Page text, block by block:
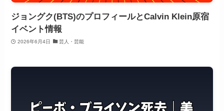
ジョングク(BTS)のプロフィールとCalvin Klein原宿
イベント情報
2026年6月4日 芸人・芸能